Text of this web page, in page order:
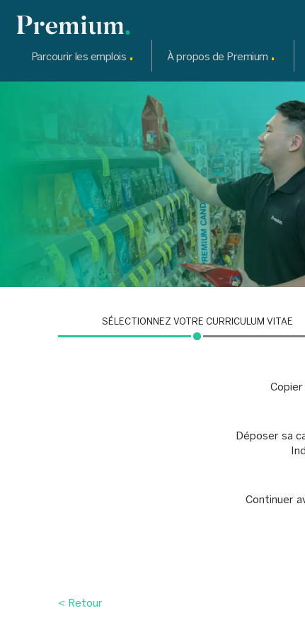
Parcourir les emplois . À propos de Premium .
SÉLECTIONNEZ VOTRE CURRICULUM VITAE
Déposer sa
Continuer
< Retour